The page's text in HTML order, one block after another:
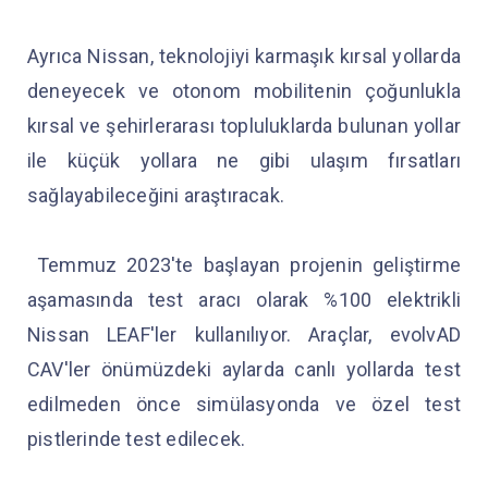
Ayrıca Nissan, teknolojiyi karmaşık kırsal yollarda
deneyecek ve otonom mobilitenin çoğunlukla
kırsal ve şehirlerarası topluluklarda bulunan yollar
ile küçük yollara ne gibi ulaşım fırsatları
sağlayabileceğini araştıracak.
Temmuz 2023'te başlayan projenin geliştirme
aşamasında test aracı olarak %100 elektrikli
Nissan LEAF'ler kullanılıyor. Araçlar, evolvAD
CAV'ler önümüzdeki aylarda canlı yollarda test
edilmeden önce simülasyonda ve özel test
pistlerinde test edilecek.